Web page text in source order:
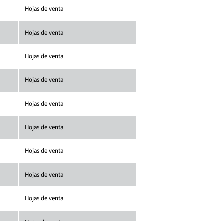
Hojas de venta
Hojas de venta
Hojas de venta
Hojas de venta
Hojas de venta
Hojas de venta
Hojas de venta
Hojas de venta
Hojas de venta